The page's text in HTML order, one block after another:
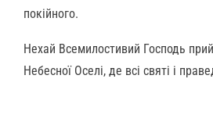
покійного.
Нехай Всемилостивий Господь
Небесної Оселі, де всі святі і